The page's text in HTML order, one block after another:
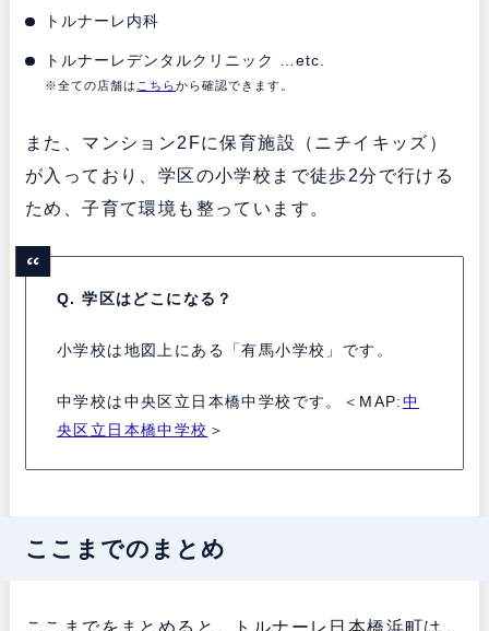
トルナーレ内科
トルナーレデンタルクリニック …etc.
※全ての店舗は こちらから確認できます。
また、マンション2Fに保育施設（ニチイキッズ）
が入っており、学区の小学校まで徒歩2分で行ける
ため、子育て環境も整っています。
Q. 学区はどこになる？
小学校は地図上にある「有馬小学校」です。
中学校は中央区立日本橋中学校です。＜MAP:中
央区立日本橋中学校 ＞
ここまでのまとめ
ここまでをまとめると、トルナーレ日本橋浜町は、